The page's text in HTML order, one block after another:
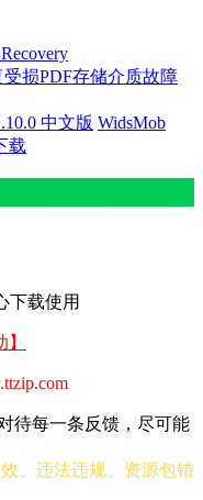
Recovery
受损PDF存储介质故障
中文版 WidsMob
载
下载使用
待每一条反馈，尽可能
、违法违规、资源包错